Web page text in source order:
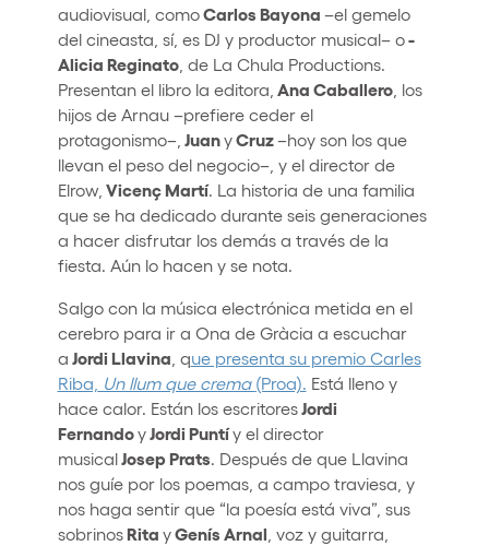
audiovisual, comoCarlos Bayona –el gemelo
del cineasta, sí, es DJ y productor musical– o­
Alicia Reginato, de La Chula Productions.
Presentan el libro la editora, Ana Caballero, los
hijos de Arnau –prefiere ceder el
protagonismo–, JuanyCruz–hoy son los que
llevan el peso del negocio–, y el director de
Elrow, Vicenç Martí. La historia de una familia
que se ha dedicado durante seis generaciones
a hacer disfrutar los demás a través de la
fiesta. Aún lo hacen y se nota.
Salgo con la música electrónica metida en el
cerebro para ir a Ona de Gràcia a escuchar
a Jordi Llavina , que presenta su premio Carles
Riba, Un llum que crema (Proa). Está lleno y
hace calor. Están los escritoresJordi
FernandoyJordi Puntíy el director
musicalJosep Prats. Después de que Llavina
nos guíe por los poemas, a campo traviesa, y
nos haga sentir que “la poesía está viva”, sus
sobrinosRita yGenís Arnal , voz y guitarra,